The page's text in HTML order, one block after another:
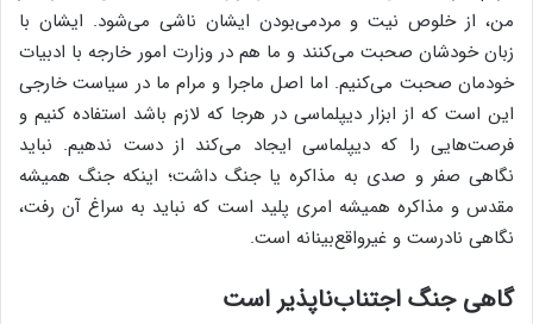
من، از خلوص نیت و مردمی‌بودن ایشان ناشی می‌شود. ایشان با
زبان خودشان صحبت می‌کنند و ما هم در وزارت امور خارجه با ادبیات
خودمان صحبت می‌کنیم. اما اصل ماجرا و مرام ما در سیاست خارجی
این است که از ابزار دیپلماسی در هرجا که لازم باشد استفاده کنیم و
فرصت‌هایی را که دیپلماسی ایجاد می‌کند از دست ندهیم. نباید
نگاهی صفر و صدی به مذاکره یا جنگ داشت؛ اینکه جنگ همیشه
مقدس و مذاکره همیشه امری پلید است که نباید به سراغ آن رفت،
نگاهی نادرست و غیرواقع‌بینانه است.
گاهی جنگ اجتناب‌ناپذیر است